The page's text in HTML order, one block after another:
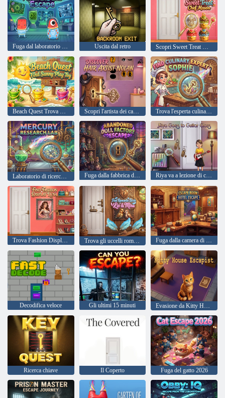
Fuga dal laboratorio biologico alieno Uscita dal retro Scopri Sweet Treat Chef Mason
Scopri l'artista dei capelli Nolan
Fuga dalla fabbrica di bambole abbandonata Riya va a lezione di chitarra
Trova Fashion Display Luna Trova gli uccelli romantici Lio e Mira Fuga dalla camera di fuga dell'hotel
Decodifica veloce Gli ultimi 15 minuti Evasione da Kitty House
Ricerca chiave Il Coperto Fuga del gatto 2026